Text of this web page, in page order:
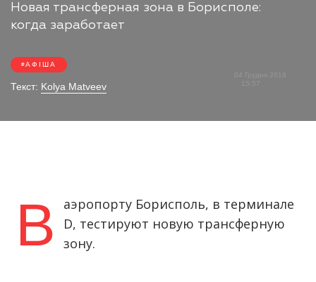
Новая трансферная зона в Борисполе:
когда заработает
АФІША
Текст: Kolya Matveev
04 Грудня 2018
15:57
В
аэропорту Борисполь, в терминале
D, тестируют новую трансферную
зону.